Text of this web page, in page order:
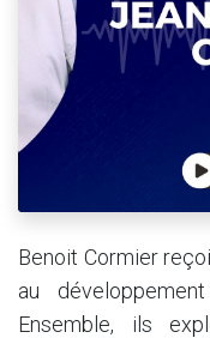
Benoit Cormier
au
Ensemble, ils